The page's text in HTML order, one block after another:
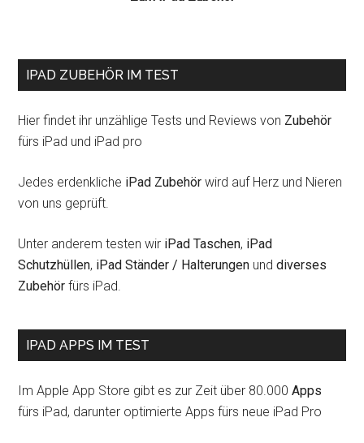
IPAD ZUBEHÖR IM TEST
Hier findet ihr unzählige Tests und Reviews von Zubehör
fürs iPad und iPad pro
Jedes erdenkliche iPad Zubehör wird auf Herz und Nieren
von uns geprüft.
Unter anderem testen wir iPad Taschen, iPad
Schutzhüllen, iPad Ständer / Halterungen unddiverses
Zubehör fürs iPad.
IPAD APPS IM TEST
Im Apple App Store gibt es zur Zeit über 80.000Apps
fürs iPad, darunter optimierte Apps fürs neue iPad Pro